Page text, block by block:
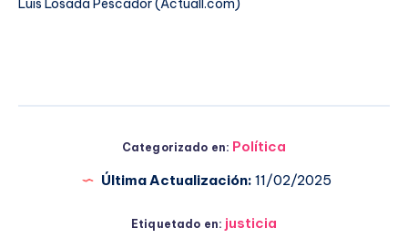
Luis Losada Pescador (Actuall.com)
Categorizado en: Política
Última Actualización: 11/02/2025
Etiquetado en: justicia